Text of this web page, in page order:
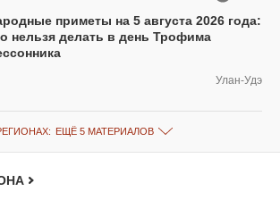
приметы на 5 августа 2026 года:
нельзя делать в день Трофима
Улан-Удэ
ЕЩЁ 5 МАТЕРИАЛОВ